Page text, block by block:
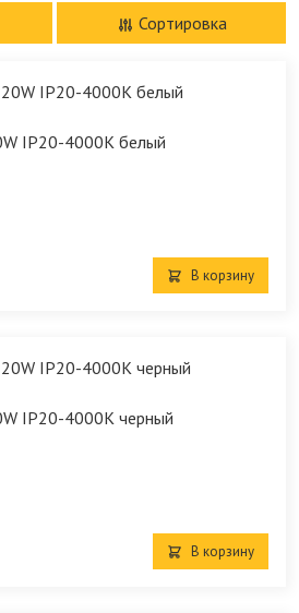
Сортировка
IP20-4000K белый
В корзину
IP20-4000K черный
В корзину